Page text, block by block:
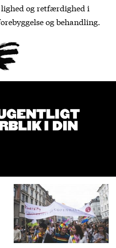
og retfærdighed i
og behandling.
I DIN